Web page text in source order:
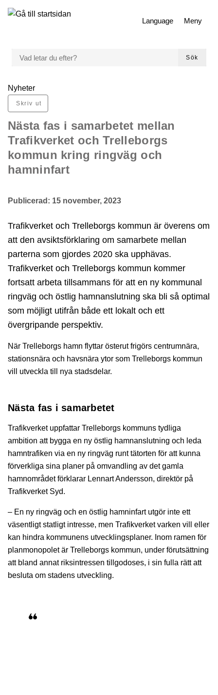
Gå till innehåll
till huvudmeny
Language
Meny
Sök
Du är här:
Nyheter
Skriv ut
Nästa fas i samarbetet mellan
Trafikverket och Trelleborgs
kommun kring ringväg och
hamninfart
Publicerad: 15 november, 2023
Trafikverket och Trelleborgs kommun är överens om
att den avsiktsförklaring om samarbete mellan
parterna som gjordes 2020 ska upphävas.
Trafikverket och Trelleborgs kommun kommer
fortsatt arbeta tillsammans för att en ny kommunal
ringväg och östlig hamnanslutning ska bli så optimal
som möjligt utifrån både ett lokalt och ett
övergripande perspektiv.
När Trelleborgs hamn flyttar österut frigörs centrumnära,
stationsnära och havsnära ytor som Trelleborgs kommun
vill utveckla till nya stadsdelar.
Nästa fas i samarbetet
Trafikverket uppfattar Trelleborgs kommuns tydliga
ambition att bygga en ny östlig hamnanslutning och leda
hamntrafiken via en ny ringväg runt tätorten för att kunna
förverkliga sina planer på omvandling av det gamla
hamnområdet förklarar Lennart Andersson, direktör på
Trafikverket Syd.
– En ny ringväg och en östlig hamninfart utgör inte ett
väsentligt statligt intresse, men Trafikverket varken vill eller
kan hindra kommunens utvecklingsplaner. Inom ramen för
planmonopolet är Trelleborgs kommun, under förutsättning
att bland annat riksintressen tillgodoses, i sin fulla rätt att
besluta om stadens utveckling.